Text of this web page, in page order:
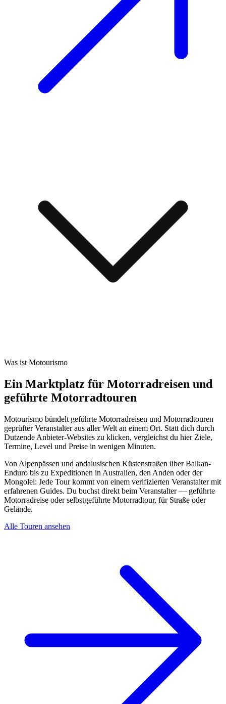
Was ist Motourismo
Ein Marktplatz für Motorradreisen und
geführte Motorradtouren
Motourismo bündelt geführte Motorradreisen und Motorradtouren
geprüfter Veranstalter aus aller Welt an einem Ort. Statt dich durch
Dutzende Anbieter-Websites zu klicken, vergleichst du hier Ziele,
Termine, Level und Preise in wenigen Minuten.
Von Alpenpässen und andalusischen Küstenstraßen über Balkan-
Enduro bis zu Expeditionen in Australien, den Anden oder der
Mongolei: Jede Tour kommt von einem verifizierten Veranstalter mit
erfahrenen Guides. Du buchst direkt beim Veranstalter — geführte
Motorradreise oder selbstgeführte Motorradtour, für Straße oder
Gelände.
Alle Touren ansehen